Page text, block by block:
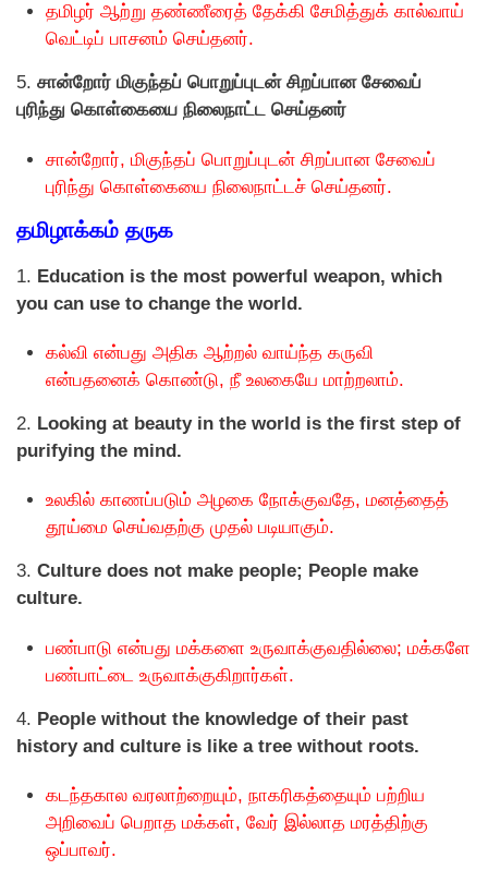
தமிழர் ஆற்று தண்ணீரைத் தேக்கி சேமித்துக் கால்வாய்
வெட்டிப் பாசனம் செய்தனர்.
5. சான்றோர் மிகுந்தப் பொறுப்புடன் சிறப்பான சேவைப்
புரிந்து கொள்கையை நிலைநாட்ட செய்தனர்
சான்றோர், மிகுந்தப் பொறுப்புடன் சிறப்பான சேவைப்
புரிந்து கொள்கையை நிலைநாட்டச் செய்தனர்.
தமிழாக்கம் தருக
1. Education is the most powerful weapon, which
you can use to change the world.
கல்வி என்பது அதிக ஆற்றல் வாய்ந்த கருவி
என்பதனைக் கொண்டு, நீ உலகையே மாற்றலாம்.
2. Looking at beauty in the world is the first step of
purifying the mind.
உலகில் காணப்படும் அழகை நோக்குவதே, மனத்தைத்
தூய்மை செய்வதற்கு முதல் படியாகும்.
3. Culture does not make people; People make
culture.
பண்பாடு என்பது மக்களை உருவாக்குவதில்லை; மக்களே
பண்பாட்டை உருவாக்குகிறார்கள்.
4. People without the knowledge of their past
history and culture is like a tree without roots.
கடந்தகால வரலாற்றையும், நாகரிகத்தையும் பற்றிய
அறிவைப் பெறாத மக்கள், வேர் இல்லாத மரத்திற்கு
ஒப்பாவர்.